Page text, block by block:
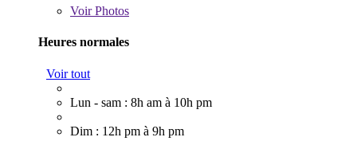
VoirPhotos
Heures normales
Voir tout
Lun - sam : 8h am à 10h pm
Dim : 12h pm à 9h pm